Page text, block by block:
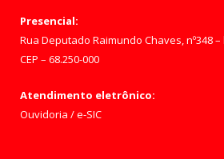
Presencial:
Rua Deputado Raimundo Chaves, nº348
CEP – 68.250-000
Atendimento eletrônico:
Ouvidoria /e-SIC